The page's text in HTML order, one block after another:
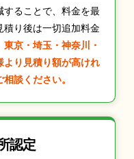
することで、料金を最
積り後は一切追加料金
東京・埼玉・神奈川・
より見積り額が高けれ
談ください。
認定